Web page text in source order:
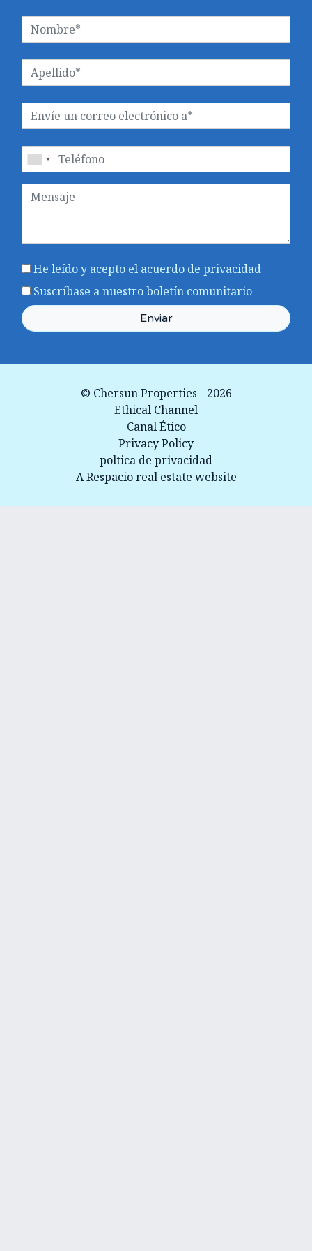
He leído y acepto el acuerdo de privacidad
Suscríbase a nuestro boletín comunitario
Enviar
© Chersun Properties - 2026
Ethical Channel
Canal Ético
Privacy Policy
poltica de privacidad
A Respacio real estate website